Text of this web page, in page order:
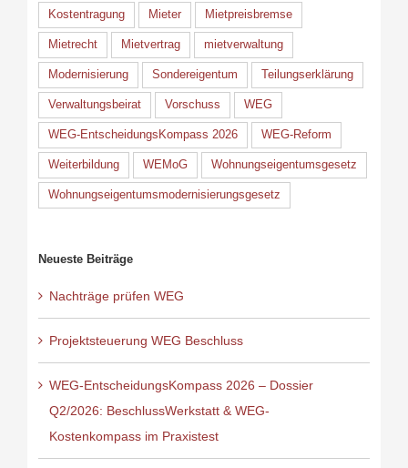
Kostentragung Mieter Mietpreisbremse
Mietrecht Mietvertrag mietverwaltung
Modernisierung Sondereigentum Teilungserklärung
Verwaltungsbeirat Vorschuss WEG
WEG-EntscheidungsKompass 2026 WEG-Reform
Weiterbildung WEMoG Wohnungseigentumsgesetz
Wohnungseigentumsmodernisierungsgesetz
Neueste Beiträge
Nachträge prüfen WEG
Projektsteuerung WEG Beschluss
WEG-EntscheidungsKompass 2026 – Dossier
Q2/2026: BeschlussWerkstatt & WEG-
Kostenkompass im Praxistest